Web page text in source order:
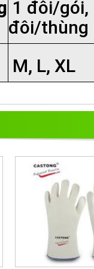
1 đôi/gói,
đôi/thùng
M, L, XL